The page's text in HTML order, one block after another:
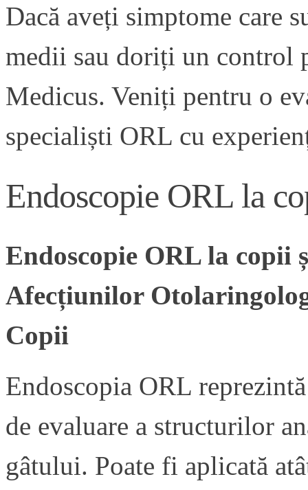
Dacă aveți simptome care
medii sau doriți un control
Medicus. Veniți pentru o
specialiști ORL cu
Endoscopie ORL la
Endoscopie ORL la copii
Afecțiunilor
Copii
Endoscopia ORL
de evaluare a structurilor
gâtului. Poate fi aplicată